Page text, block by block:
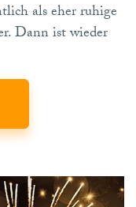
als eher ruhige
Dann ist wieder